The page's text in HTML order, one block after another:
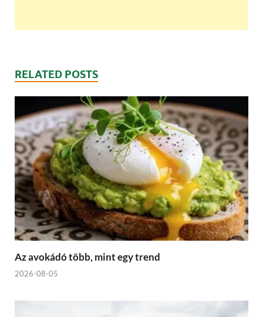
RELATED POSTS
Az avokádó több, mint egy trend
2026-08-05